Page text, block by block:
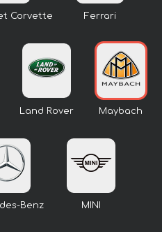
Corvette Ferrari
Land Rover Maybach
Benz MINI